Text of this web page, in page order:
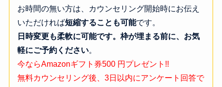
お時間の無い方は、カウンセリング開始時にお伝え
いただければ短縮することも可能です。
日時変更も柔軟に可能です。枠が埋まる前に、お気
軽にご予約ください。
今ならAmazonギフト券500 円プレゼント!!
無料カウンセリング後、3日以内にアンケート回答で